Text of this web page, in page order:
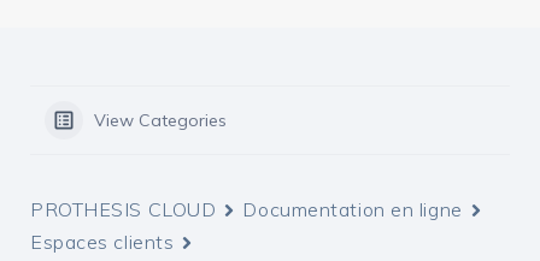
View Categories
PROTHESIS CLOUD
Documentation en ligne
Espaces clients